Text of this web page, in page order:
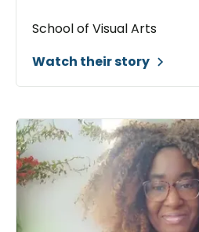
School of Visual Arts
Watch their story